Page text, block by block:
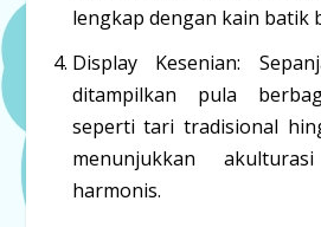
lengkap dengan kain batik
Display Kesenian:
ditampilkan pula
seperti tari tradisional
menunjukkan
harmonis.